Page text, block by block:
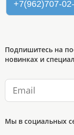
+7(962)707-
Подпишитесь на
новинках и
Мы в социальных